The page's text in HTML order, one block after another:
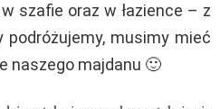
szafie oraz w łazience – z
musimy mieć
naszego majdanu 🙂